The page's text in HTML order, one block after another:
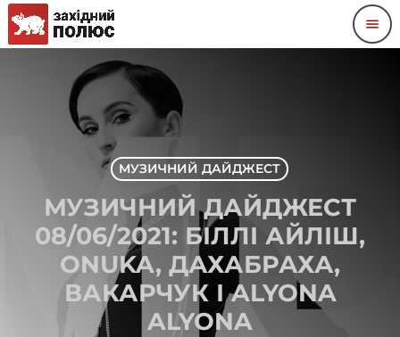
menu
МУЗИЧНИЙ ДАЙДЖЕСТ
МУЗИЧНИЙ ДАЙДЖЕСТ
08/06/2021: БІЛЛІ АЙЛІШ,
ONUKA, ДАХАБРАХА,
ВАКАРЧУК І ALYONA
ALYONA